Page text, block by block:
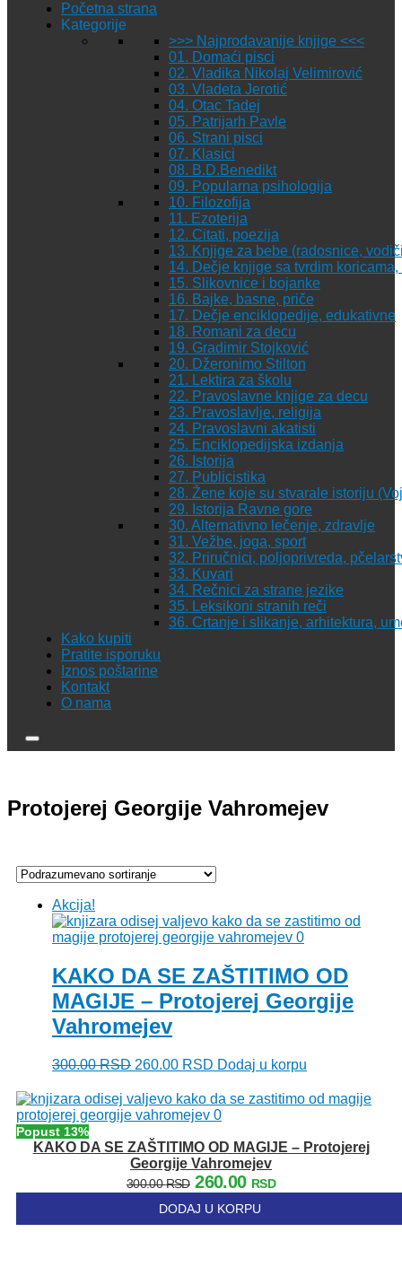
Početna strana
Kategorije
>>> Najprodavanije knjige <<<
01. Domaći pisci
02. Vladika Nikolaj Velimirović
03. Vladeta Jerotić
04. Otac Tadej
05. Patrijarh Pavle
06. Strani pisci
07. Klasici
08. B.D.Benedikt
09. Popularna psihologija
10. Filozofija
11. Ezoterija
12. Citati, poezija
13. Knjige za bebe (radosnice,
14. Dečje knjige sa tvrdim
15. Slikovnice i bojanke
16. Bajke, basne, priče
17. Dečje enciklopedije, edukativne
18. Romani za decu
19. Gradimir Stojković
20. Džeronimo Stilton
21. Lektira za školu
22. Pravoslavne knjige za decu
23. Pravoslavlje, religija
24. Pravoslavni akatisti
25. Enciklopedijska izdanja
26. Istorija
27. Publicistika
28. Žene koje su stvarale istoriju
29. Istorija Ravne gore
30. Alternativno lečenje, zdravlje
31. Vežbe, joga, sport
32. Priručnici, poljoprivreda,
33. Kuvari
34. Rečnici za strane jezike
35. Leksikoni stranih reči
36. Crtanje i slikanje, arhitektura,
Kako kupiti
Pratite isporuku
Iznos poštarine
Kontakt
O nama
Protojerej Georgije Vahromejev
Akcija!
KAKO DA SE ZAŠTITIMO OD
MAGIJE – Protojerej Georgije
Vahromejev
300.00RSD Originalna
je
bila:
260.00 RSD Trenutna
je:
260.00 RSD.
Dodaj u korpu
Popust 13%
KAKO DA SE ZAŠTITIMO OD MAGIJE – Protojerej
Georgije Vahromejev
300.00RSD Originalna
cena
je
260.00 RSDTrenutna
je:
DODAJ U KORPU